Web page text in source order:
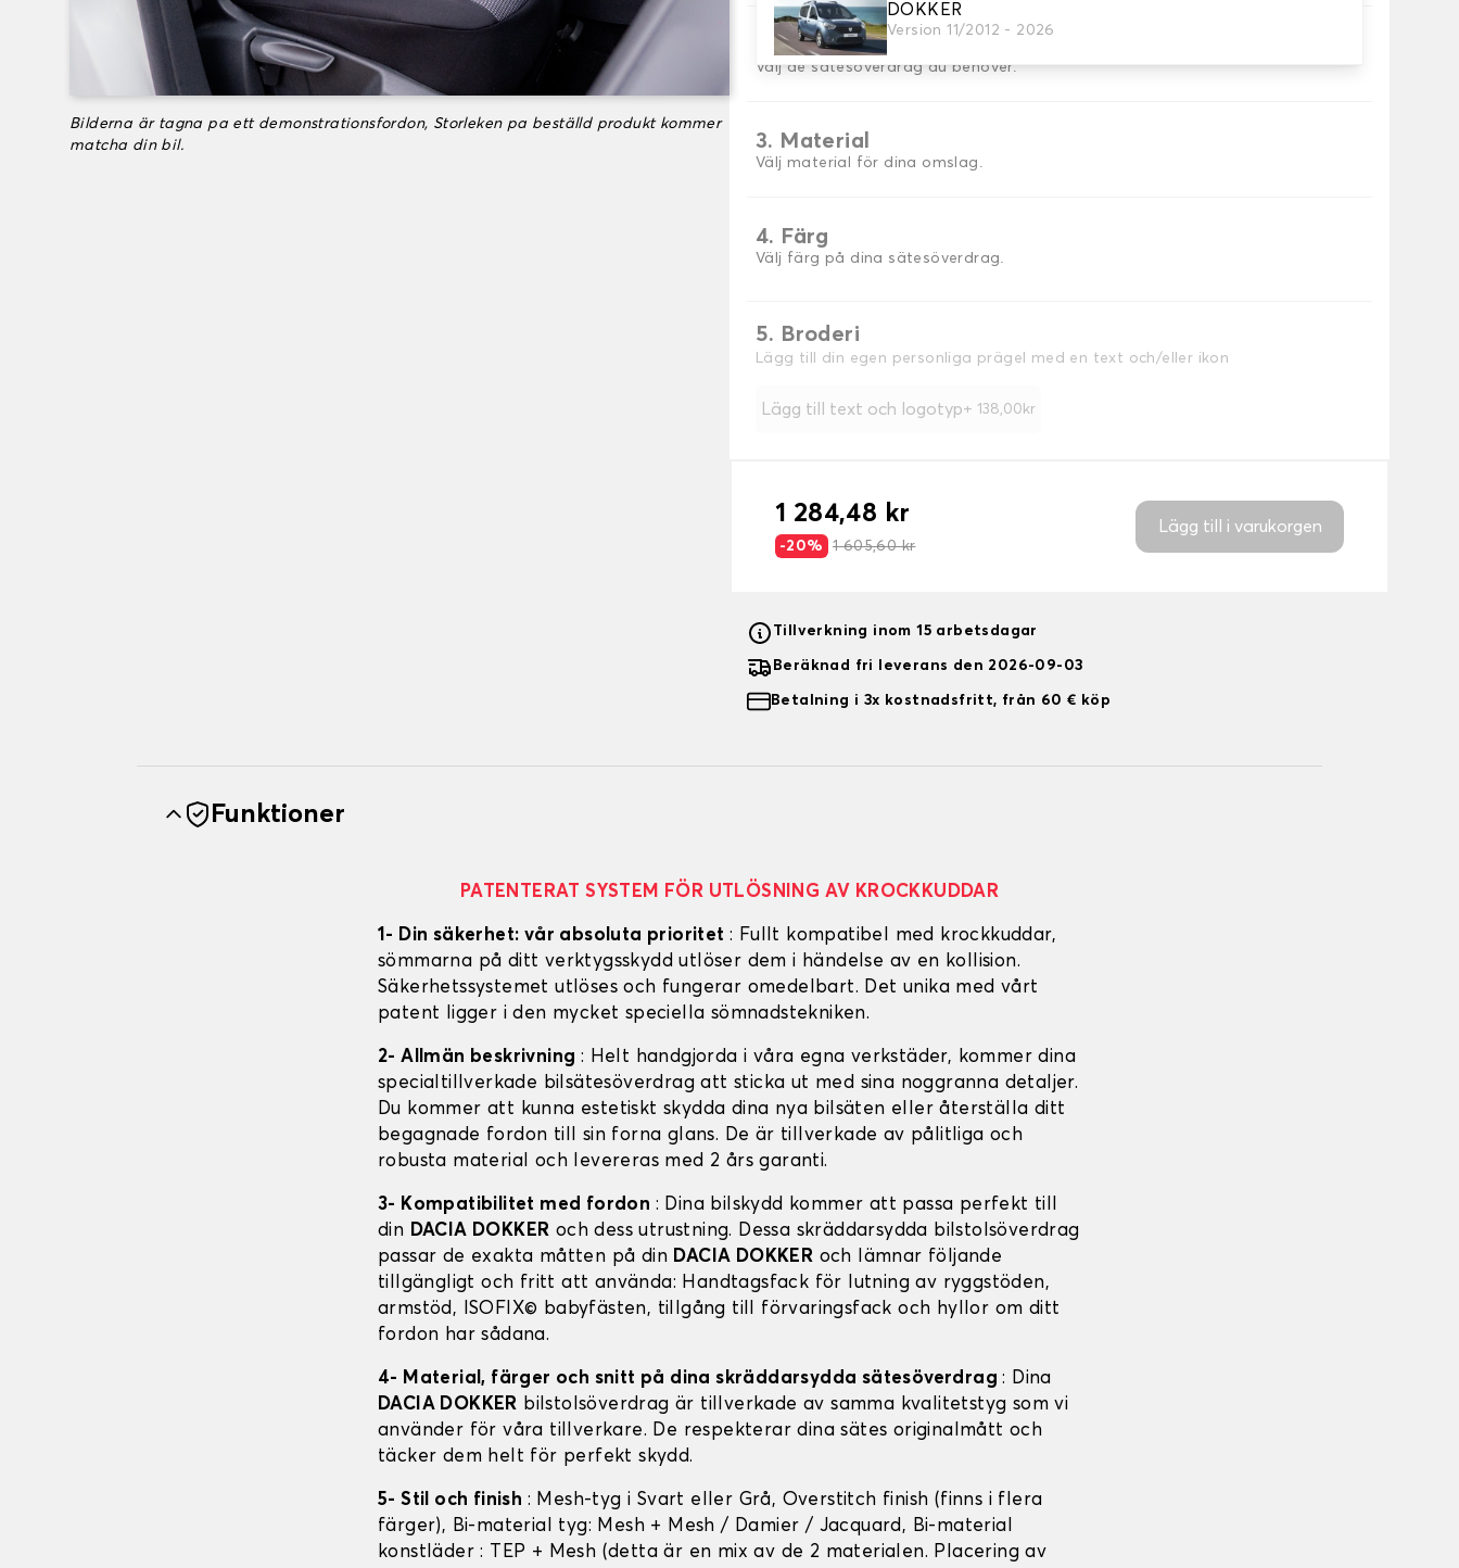
Bilderna är tagna pa ett demonstrationsfordon, Storleken pa beställd produkt kommer
matcha din bil.
DOKKER
Version 11/2012 - 2026
2. Val av spel
Välj de sätesöverdrag du behöver.
3. Material
Välj material för dina omslag.
4. Färg
Välj färg på dina sätesöverdrag.
5. Broderi
Lägg till din egen personliga prägel med en text och/eller ikon
Lägg till text och logotyp + 138,00kr
1 284,48 kr
-20% 1 605,60 kr
Lägg till i varukorgen
Tillverkning inom 15 arbetsdagar
Beräknad fri leverans den 2026-09-03
Betalning i 3x kostnadsfritt, från 60 € köp
Funktioner
PATENTERAT SYSTEM FÖR UTLÖSNING AV KROCKKUDDAR
1- Din säkerhet: vår absoluta prioritet : Fullt kompatibel med krockkuddar,
sömmarna på ditt verktygsskydd utlöser dem i händelse av en kollision.
Säkerhetssystemet utlöses och fungerar omedelbart. Det unika med vårt
patent ligger i den mycket speciella sömnadstekniken.
2- Allmän beskrivning : Helt handgjorda i våra egna verkstäder, kommer dina
specialtillverkade bilsätesöverdrag att sticka ut med sina noggranna detaljer.
Du kommer att kunna estetiskt skydda dina nya bilsäten eller återställa ditt
begagnade fordon till sin forna glans. De är tillverkade av pålitliga och
robusta material och levereras med 2 års garanti.
3- Kompatibilitet med fordon : Dina bilskydd kommer att passa perfekt till
din DACIA DOKKER och dess utrustning. Dessa skräddarsydda bilstolsöverdrag
passar de exakta måtten på din DACIA DOKKER och lämnar följande
tillgängligt och fritt att använda: Handtagsfack för lutning av ryggstöden,
armstöd, ISOFIX© babyfästen, tillgång till förvaringsfack och hyllor om ditt
fordon har sådana.
4- Material, färger och snitt på dina skräddarsydda sätesöverdrag: Dina
DACIA DOKKER bilstolsöverdrag är tillverkade av samma kvalitetstyg som vi
använder för våra tillverkare. De respekterar dina sätes originalmått och
täcker dem helt för perfekt skydd.
5- Stil och finish : Mesh-tyg i Svart eller Grå, Overstitch finish (finns i flera
färger), Bi-material tyg: Mesh + Mesh / Damier / Jacquard, Bi-material
konstläder : TEP + Mesh (detta är en mix av de 2 materialen. Placering av